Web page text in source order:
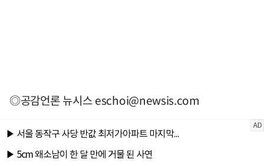
◎공감언론 뉴시스eschoi@newsis.com